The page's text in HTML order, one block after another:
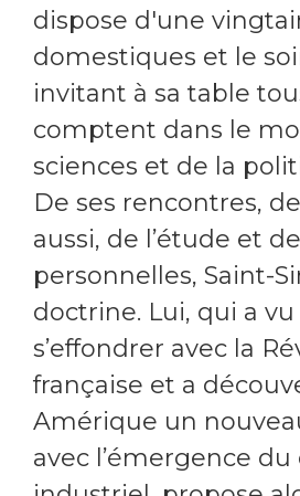
dispose d'une
domestiques et le
invitant à sa table
comptent dans le
sciences et de la
De ses rencontres,
aussi, de l’étude et
personnelles, Saint-
doctrine. Lui, qui a
s’effondrer avec la
française et a
Amérique un
avec l’émergence